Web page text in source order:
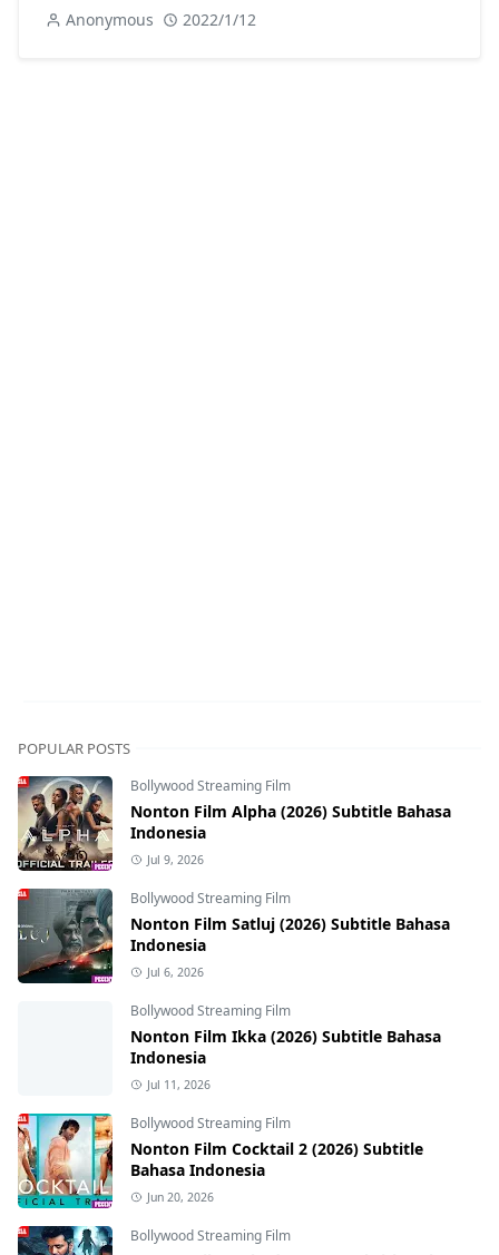
Anonymous 2022/1/12
POPULAR POSTS
Bollywood Streaming Film
Nonton Film Alpha (2026) Subtitle Bahasa
Indonesia
Jul 9, 2026
Bollywood Streaming Film
Nonton Film Satluj (2026) Subtitle Bahasa
Indonesia
Jul 6, 2026
Bollywood Streaming Film
Nonton Film Ikka (2026) Subtitle Bahasa
Indonesia
Jul 11, 2026
Bollywood Streaming Film
Nonton Film Cocktail 2 (2026) Subtitle
Bahasa Indonesia
Jun 20, 2026
Bollywood Streaming Film